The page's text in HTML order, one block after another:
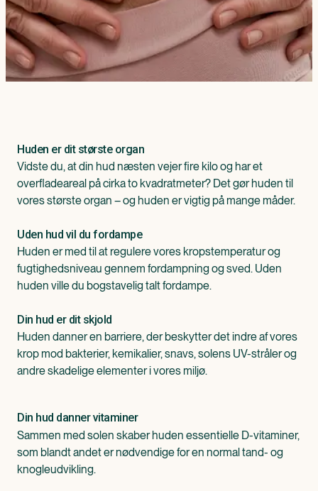
Huden er dit største organ
Vidste du, at din hud næsten vejer fire kilo og har et
overfladeareal på cirka to kvadratmeter? Det gør huden til
vores største organ – og huden er vigtig på mange måde‌r.‌
Uden hud vil du fordampe
Huden er med til at regulere vores kropstemperatur og
fugtighedsniveau gennem fordampning og sved. Uden
huden ville du bogstavelig talt fordampe. ‌
Din hud er dit skjold
Huden danner en barriere, der beskytter det indre af vores
krop mod bakterier, kemikalier, snavs, solens UV-stråler og
andre skadelige elementer i vores miljø. ‌
Din hud danner vitaminer
Sammen med solen skaber huden essentielle D-vitaminer,
som blandt andet er nødvendige for en normal tand- og
knogleudvikling.‌